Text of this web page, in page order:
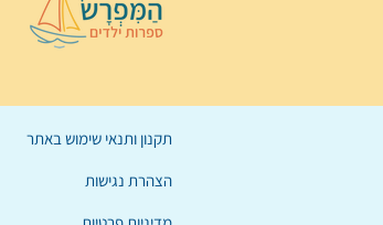
תקנון ותנאי שימוש באתר
הצהרת נגישות